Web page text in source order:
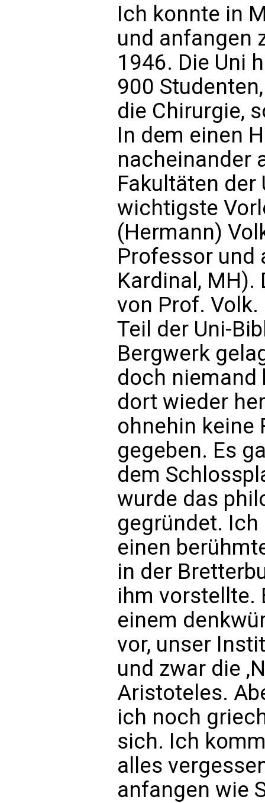
Ich konnte in
und anfangen
1946. Die Uni
900
die Chirurgie,
In dem einen
nacheinander
Fakultäten
wichtigste
(Hermann)
Professor und
Kardinal, MH).
von Prof.
Teil der Uni-
Bergwerk
doch niemand
dort wieder
ohnehin keine
gegeben. Es
dem
wurde das
gegründet.
einen
in der
ihm vorstellte.
einem
vor, unser
und zwar die
Aristoteles.
ich noch
sich. Ich
alles
anfangen wie